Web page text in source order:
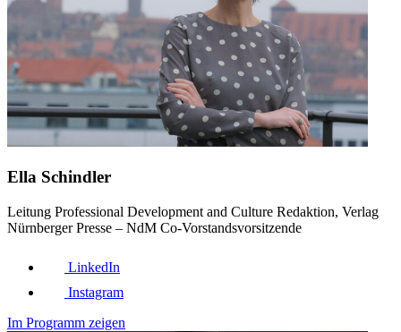
Ella Schindler
Leitung Professional Development and Culture Redaktion, Verlag
Nürnberger Presse – NdM Co-Vorstandsvorsitzende
LinkedIn
Instagram
Im Programm zeigen